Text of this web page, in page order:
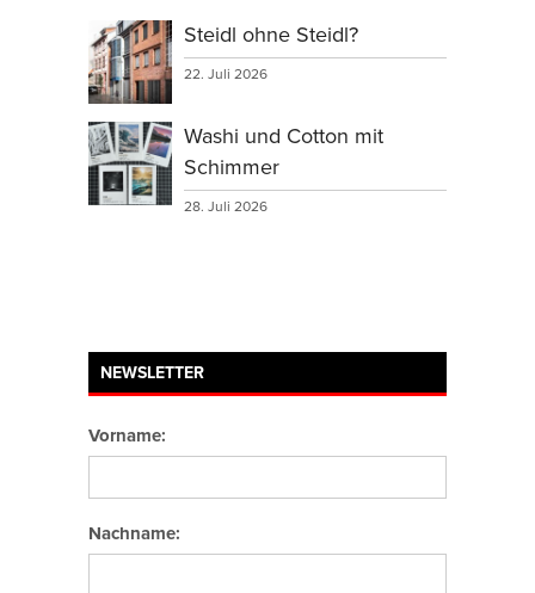
Steidl ohne Steidl?
22. Juli 2026
Washi und Cotton mit
Schimmer
28. Juli 2026
NEWSLETTER
Vorname:
Nachname: